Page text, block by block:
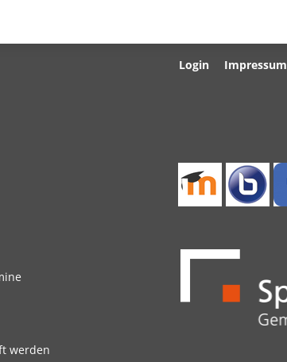
Navigation
Login Impressum
werden